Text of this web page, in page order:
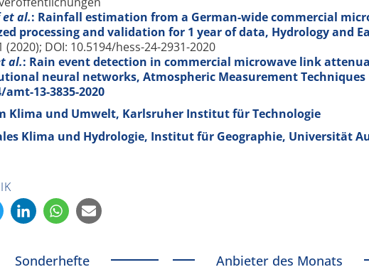
et al.: Rainfall estimation from a German-wide commercial
processing and validation for 1 year of data, Hydrology and
(2020); DOI: 10.5194/hess-24-2931-2020
al.: Rain event detection in commercial microwave link
neural networks, Atmospheric Measurement Techniques
amt-13-3835-2020
Klima und Umwelt, Karlsruher Institut für Technologie
Klima und Hydrologie, Institut für Geographie, Universität
Sonderhefte Anbieter des Monats